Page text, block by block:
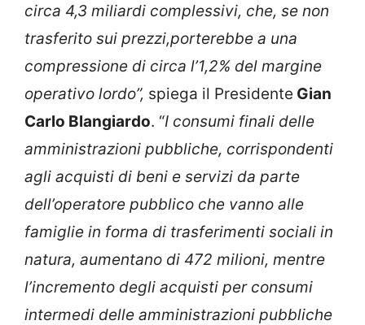
circa 4,3 miliardi complessivi, che, se non
trasferito sui prezzi,porterebbe a una
compressione di circa l’1,2% del margine
operativo lordo”, spiega il Presidente Gian
Carlo Blangiardo. “I consumi finali delle
amministrazioni pubbliche, corrispondenti
agli acquisti di beni e servizi da parte
dell’operatore pubblico che vanno alle
famiglie in forma di trasferimenti sociali in
natura, aumentano di 472 milioni, mentre
l’incremento degli acquisti per consumi
intermedi delle amministrazioni pubbliche